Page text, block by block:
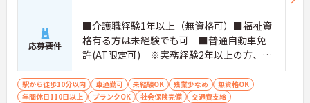
応募要件
■介護職経験1年以上（無資格可）■福祉資
格有る方は未経験でも可 ■普通自動車免
許(AT限定可) ※実務経験2年以上の方、障
がい者福祉に関する経験をお持ちの方大歓
迎
駅から徒歩10分以内 車通勤可 未経験OK 残業少なめ
無資格OK
年間休日110日以上
ブランクOK 社会保険完備 交通費支給